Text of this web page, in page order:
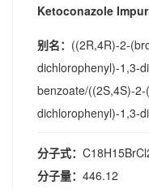
Ketoconazole
别名： ((2R,4R)-2-
dichlorophenyl)-1,3-
benzoate/((2S,4S)-
dichlorophenyl)-1,3-
分子式：
分子量： 446.12